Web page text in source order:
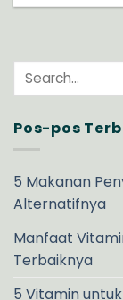
Pos-pos
5 Makanan
Alternatifnya
Manfaat
Terbaiknya
5 Vitamin